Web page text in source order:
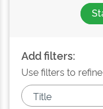
Add filters:
Use filters to